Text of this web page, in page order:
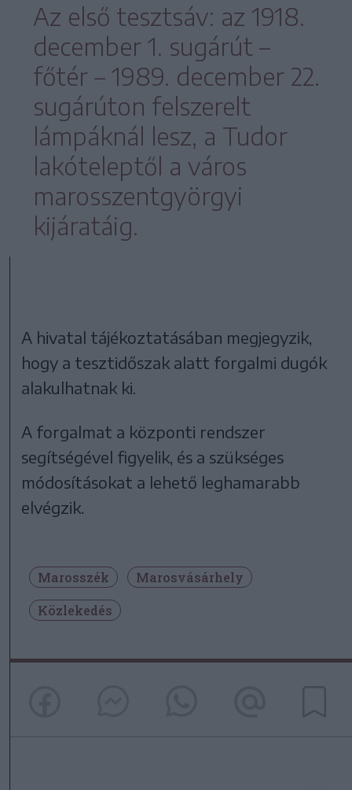
Az első tesztsáv: az 1918.
december 1. sugárút –
főtér – 1989. december 22.
sugárúton felszerelt
lámpáknál lesz, a Tudor
lakóteleptől a város
marosszentgyörgyi
kijáratáig.
A hivatal tájékoztatásában megjegyzik,
hogy a tesztidőszak alatt forgalmi dugók
alakulhatnak ki.
A forgalmat a központi rendszer
segítségével figyelik, és a szükséges
módosításokat a lehető leghamarabb
elvégzik.
Marosszék
Marosvásárhely
Közlekedés